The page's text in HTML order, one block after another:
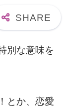
別な意味を
とか、恋愛